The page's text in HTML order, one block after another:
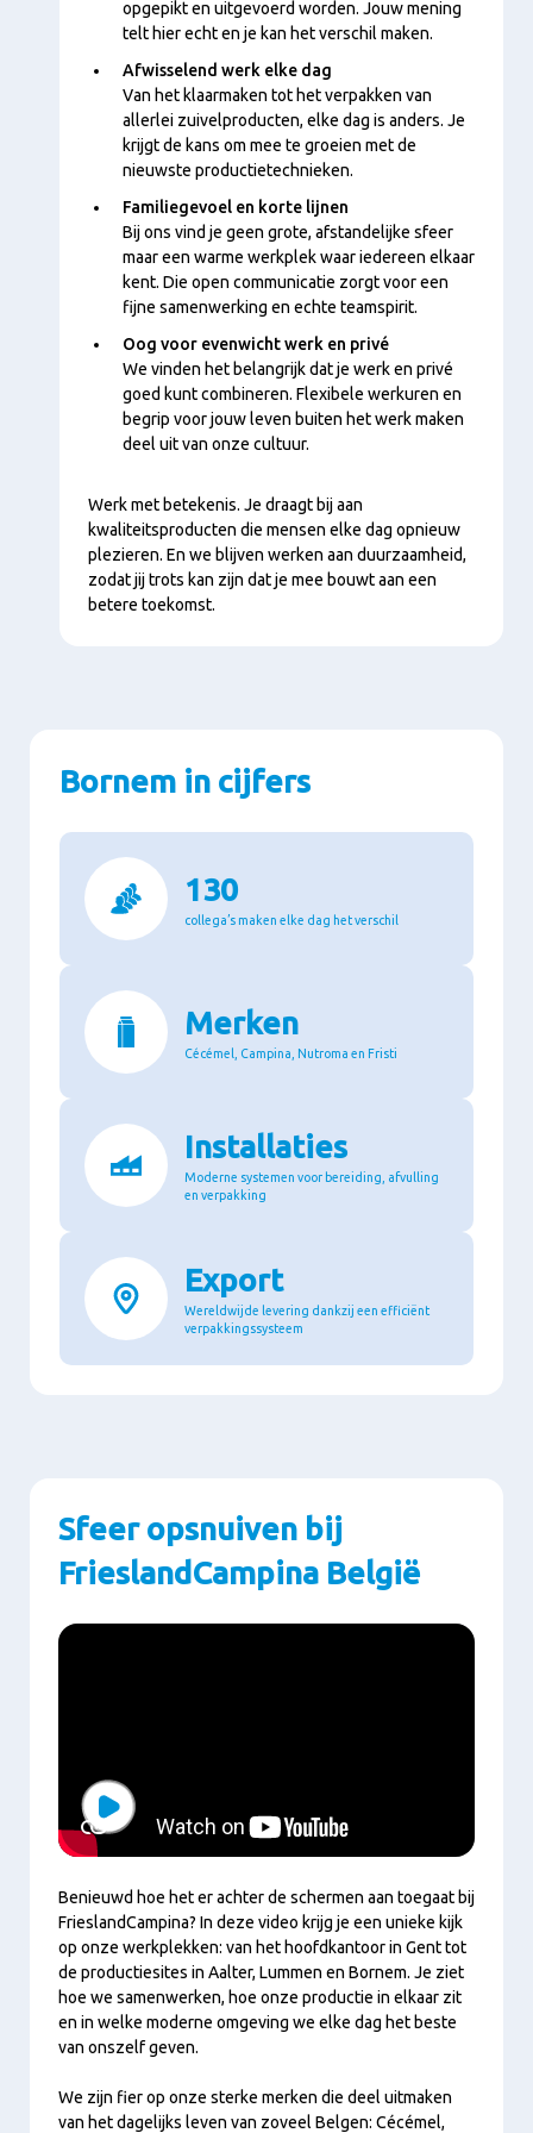
opgepikt en uitgevoerd worden. Jouw mening
telt hier echt en je kan het verschil maken.
Afwisselend werk elke dag
Van het klaarmaken tot het verpakken van
allerlei zuivelproducten, elke dag is anders. Je
krijgt de kans om mee te groeien met de
nieuwste productietechnieken.
Familiegevoel en korte lijnen
Bij ons vind je geen grote, afstandelijke sfeer
maar een warme werkplek waar iedereen elkaar
kent. Die open communicatie zorgt voor een
fijne samenwerking en echte teamspirit.
Oog voor evenwicht werk en privé
We vinden het belangrijk dat je werk en privé
goed kunt combineren. Flexibele werkuren en
begrip voor jouw leven buiten het werk maken
deel uit van onze cultuur.
Werk met betekenis. Je draagt bij aan
kwaliteitsproducten die mensen elke dag opnieuw
plezieren. En we blijven werken aan duurzaamheid,
zodat jij trots kan zijn dat je mee bouwt aan een
betere toekomst.
Bornem in cijfers
130
collega’s maken elke dag het verschil
Merken
Cécémel, Campina, Nutroma en Fristi
Installaties
Moderne systemen voor bereiding, afvulling
en verpakking
Export
Wereldwijde levering dankzij een efficiënt
verpakkingssysteem
Sfeer opsnuiven bij
FrieslandCampina België
Play
Benieuwd hoe het er achter de schermen aan toegaat bij
FrieslandCampina? In deze video krijg je een unieke kijk
op onze werkplekken: van het hoofdkantoor in Gent tot
de productiesites in Aalter, Lummen en Bornem. Je ziet
hoe we samenwerken, hoe onze productie in elkaar zit
en in welke moderne omgeving we elke dag het beste
van onszelf geven.
We zijn fier op onze sterke merken die deel uitmaken
van het dagelijks leven van zoveel Belgen: Cécémel,